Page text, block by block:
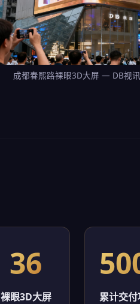
成都春熙路裸眼3D大屏 — DB视
36
裸眼3D大屏 累计交付